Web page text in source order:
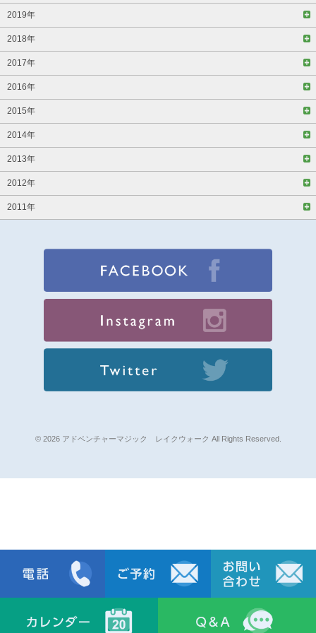
2019年
2018年
2017年
2016年
2015年
2014年
2013年
2012年
2011年
© 2026 アドベンチャーマジック レイクウォーク All Rights Reserved.